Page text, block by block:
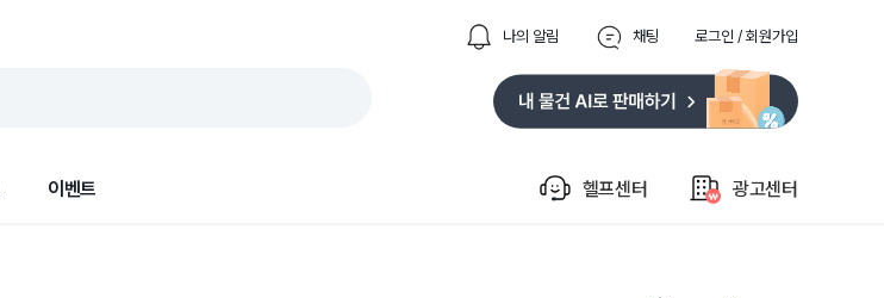
나의 알림 채팅 로그인 / 회원가입
이벤트 헬프센터 광고센터